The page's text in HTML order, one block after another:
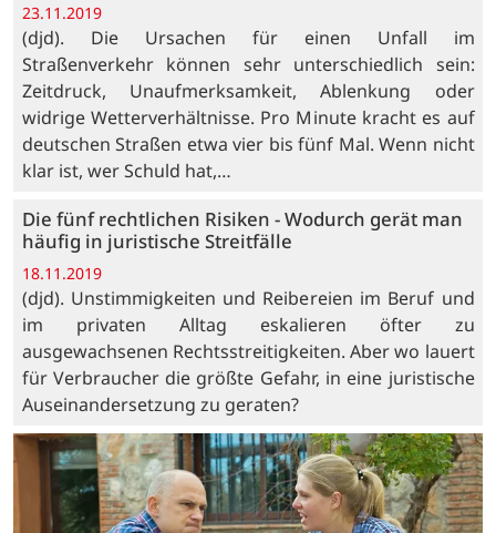
23.11.2019
(djd). Die Ursachen für einen Unfall im
Straßenverkehr können sehr unterschiedlich sein:
Zeitdruck, Unaufmerksamkeit, Ablenkung oder
widrige Wetterverhältnisse. Pro Minute kracht es auf
deutschen Straßen etwa vier bis fünf Mal. Wenn nicht
klar ist, wer Schuld hat,…
Die fünf rechtlichen Risiken - Wodurch gerät man
häufig in juristische Streitfälle
18.11.2019
(djd). Unstimmigkeiten und Reibereien im Beruf und
im privaten Alltag eskalieren öfter zu
ausgewachsenen Rechtsstreitigkeiten. Aber wo lauert
für Verbraucher die größte Gefahr, in eine juristische
Auseinandersetzung zu geraten?